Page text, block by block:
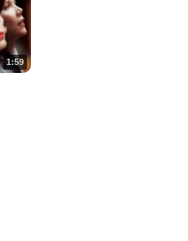
1:59